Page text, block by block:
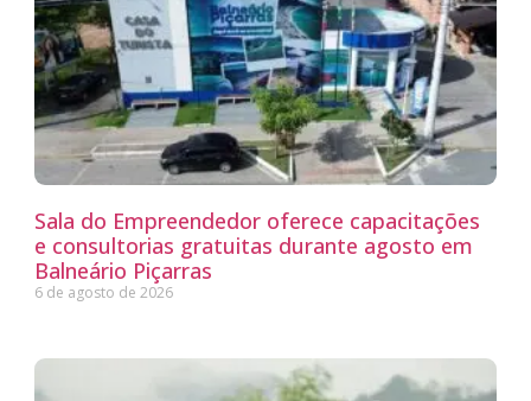
Sala do Empreendedor oferece capacitações
e consultorias gratuitas durante agosto em
Balneário Piçarras
6 de agosto de 2026